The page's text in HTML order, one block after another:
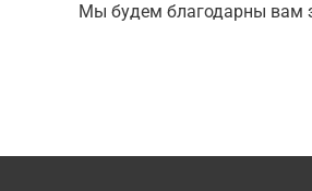
Мы будем благодарны вам